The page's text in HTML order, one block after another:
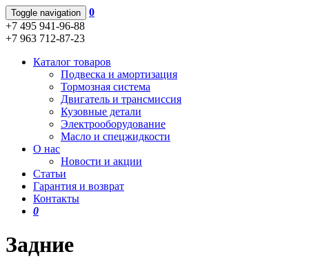
Toggle navigation
0
+7 495 941-96-88
+7 963 712-87-23
Каталог товаров
Подвеска и амортизация
Тормозная система
Двигатель и трансмиссия
Кузовные детали
Электрооборудование
Масло и спецжидкости
О нас
Новости и акции
Статьи
Гарантия и возврат
Контакты
0
Задние